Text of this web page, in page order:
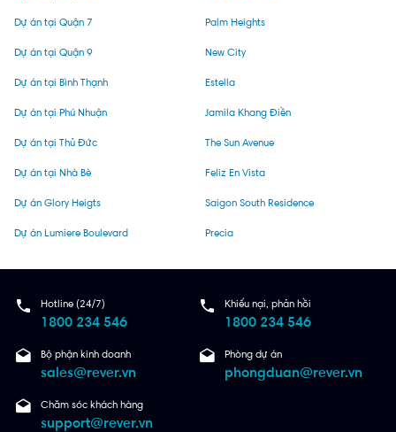
Dự án tại Quận 7
Dự án tại Quận 9
Dự án tại Bình Thạnh
Dự án tại Phú Nhuận
Dự án tại Thủ Đức
Dự án tại Nhà Bè
Dự án Glory Heigts
Dự án Lumiere Boulevard
Palm Heights
New City
Estella
Jamila Khang Điền
The Sun Avenue
Feliz En Vista
Saigon South Residence
Precia
Hotline (24/7)
1800 234 546
Khiếu nại, phản hồi
1800 234 546
Bộ phận kinh doanh
sales@rever.vn
Phòng dự án
phongduan@rever.vn
Chăm sóc khách hàng
support@rever.vn